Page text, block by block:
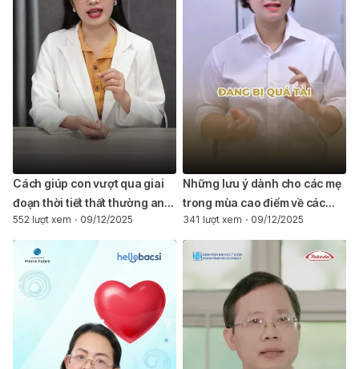
Cách giúp con vượt qua giai
đoạn thời tiết thất thường an
toàn và khỏe mạnh
552 lượt xem 09/12/2025
Những lưu ý dành cho các mẹ
trong mùa cao điểm về các
vấn đề mẫn cảm ở trẻ
341 lượt xem 09/12/2025